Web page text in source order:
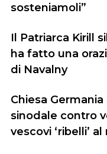
sosteniamoli”
Il Patriarca Kirill
ha fatto una
di Navalny
Chiesa
sinodale contro
vescovi ‘ribelli’